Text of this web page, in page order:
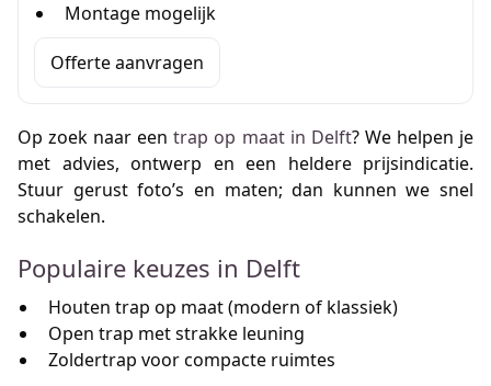
Montage mogelijk
Offerte aanvragen
Op zoek naar eentrap op maat in Delft? We helpen je
met advies, ontwerp en een heldere prijsindicatie.
Stuur gerust foto’s en maten; dan kunnen we snel
schakelen.
Populaire keuzes in Delft
Houten trap op maat (modern of klassiek)
Open trap met strakke leuning
Zoldertrap voor compacte ruimtes